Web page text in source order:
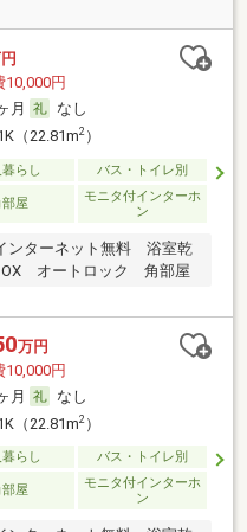
10,000円
月
なし
（22.81m2）
らし バス・トイレ別
部屋
モニタ付インターホ
ン
ターネット無料 浴室乾
オートロック 角部屋
万円
10,000円
月
なし
（22.81m2）
らし バス・トイレ別
部屋
モニタ付インターホ
ン